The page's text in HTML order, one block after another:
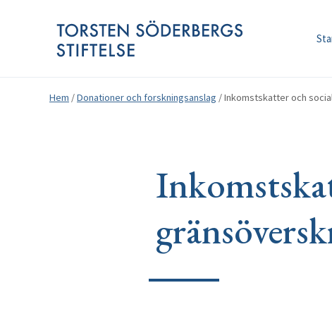
Hem /Donationer och forskningsanslag /Inkomstskatter och